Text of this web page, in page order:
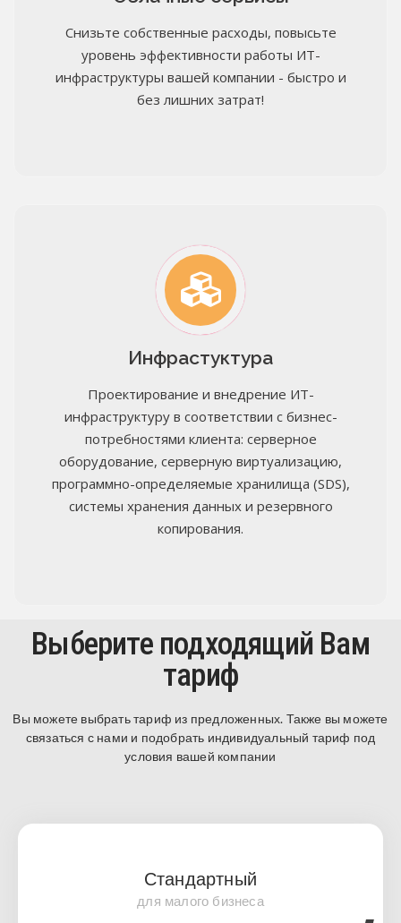
Снизьте собственные расходы, повысьте
уровень эффективности работы ИТ-
инфраструктуры вашей компании - быстро и
без лишних затрат!
Инфрастуктура
Проектирование и внедрение ИТ-
инфраструктуру в соответствии с бизнес-
потребностями клиента: серверное
оборудование, серверную виртуализацию,
программно-определяемые хранилища (SDS),
системы хранения данных и резервного
копирования.
Выберите подходящий Вам
тариф
Вы можете выбрать тариф из предложенных. Также вы можете
связаться с нами и подобрать индивидуальный тариф под
условия вашей компании
Стандартный
для малого бизнеса